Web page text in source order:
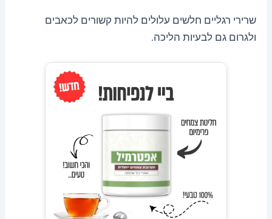
שרירי רגליים חלשים עלולים להיות קשורים לכאבים
ולגרום גם לבעיות הליכה.